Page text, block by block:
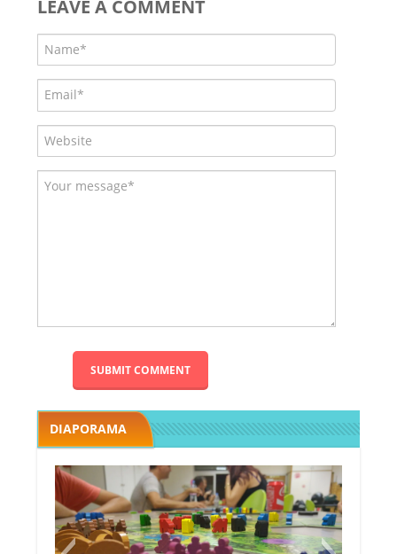
LEAVE A COMMENT
DIAPORAMA